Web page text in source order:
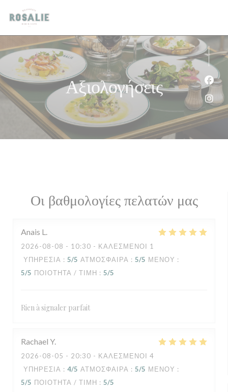
Πίνακας διαχείρισης "Μπισκότων" (Cookies)
Αξιολογήσεις
Οι βαθμολογίες πελατών μας
Anais L
2026-08-08 - 10:30 - ΚΑΛΕΣΜΈΝΟΙ 1
ΥΠΗΡΕΣΊΑ : 5/5 ΑΤΜΌΣΦΑΙΡΑ : 5/5 ΜΕΝΟΎ :
5/5 ΠΟΙΌΤΗΤΑ / ΤΙΜΉ : 5/5
Rien à signaler parfait
Rachael Y
2026-08-05 - 20:30 - ΚΑΛΕΣΜΈΝΟΙ 4
ΥΠΗΡΕΣΊΑ : 4/5 ΑΤΜΌΣΦΑΙΡΑ : 5/5 ΜΕΝΟΎ :
5/5 ΠΟΙΌΤΗΤΑ / ΤΙΜΉ : 5/5